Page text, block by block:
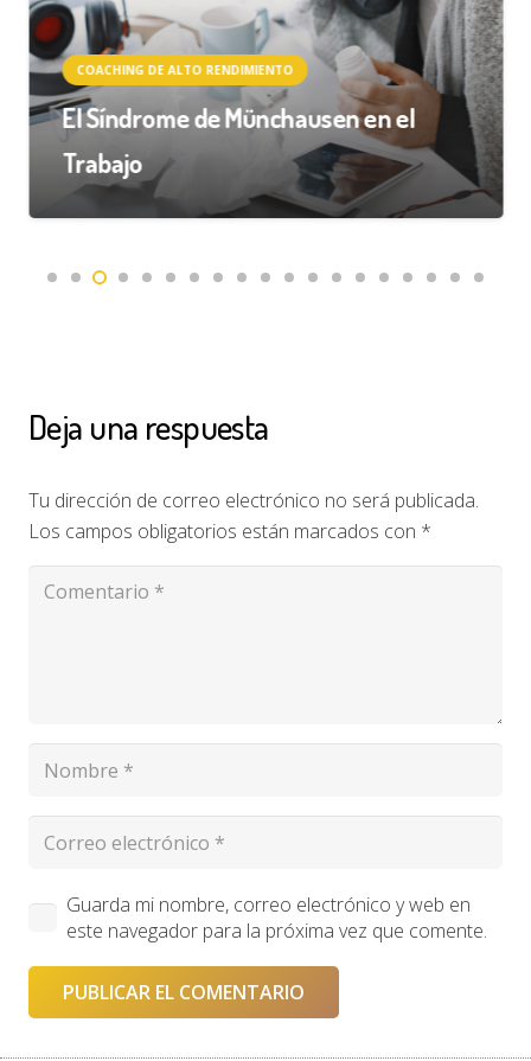
COACHING DE ALTO RENDIMIENTO
El Síndrome de Münchausen en el
Trabajo
Deja una respuesta
Tu dirección de correo electrónico no será publicada.
Los campos obligatorios están marcados con *
Guarda mi nombre, correo electrónico y web en
este navegador para la próxima vez que comente.
PUBLICAR EL COMENTARIO